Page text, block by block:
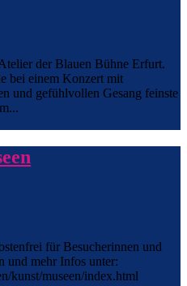
der Blauen Bühne Erfurt.
bei einem Konzert mit
und gefühlvollen Gesang feinste
für Besucherinnen und
und mehr Infos unter:
kunst/museen/index.html